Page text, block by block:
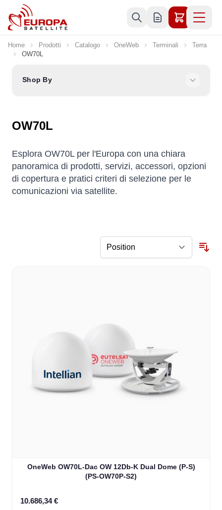
Skip to Content
Home Prodotti Catalogo OneWeb Terminali
Terra
OW70L
Shop By
OW70L
Esplora OW70L per l'Europa con una chiara
panoramica di prodotti, servizi, accessori, opzioni
di copertura e pratici criteri di selezione per le
comunicazioni via satellite.
OneWeb OW70L-Dac OW 12Db-K Dual Dome (P-S)
(PS-OW70P-S2)
10.686,34 €